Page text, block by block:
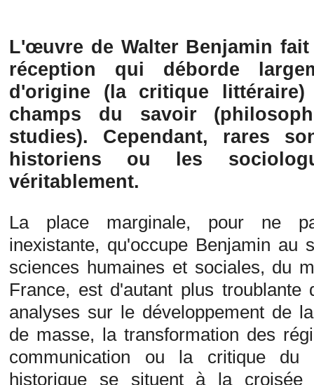
L'œuvre de Walter Benjamin
réception qui déborde
d'origine (la critique
champs du savoir
studies). Cependant, rares
historiens ou les
véritablement.
La place marginale, pour ne
inexistante, qu'occupe Benjamin au
sciences humaines et sociales, du
France, est d'autant plus troublante
analyses sur le développement de
de masse, la transformation des
communication ou la critique du
historique se situent à la croisée